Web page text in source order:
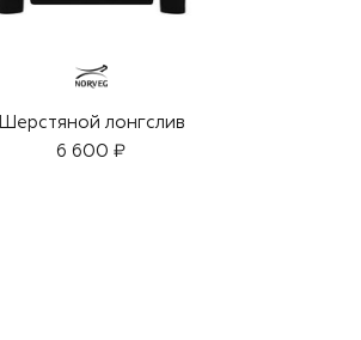
Шерстяной лонгслив
6 600 ₽